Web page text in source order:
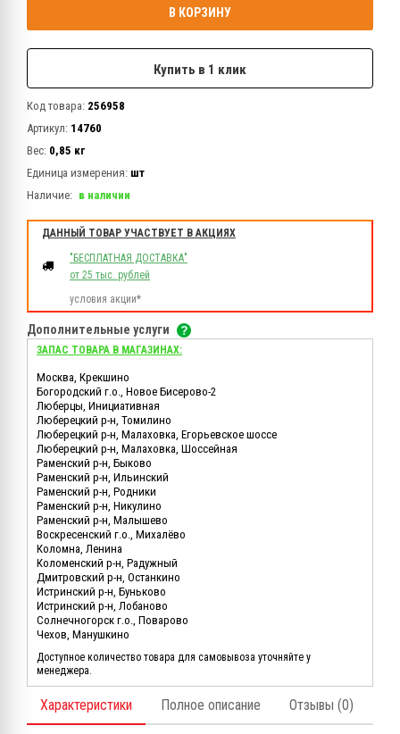
В КОРЗИНУ
Купить в 1 клик
Код товара: 256958
Артикул: 14760
Вес: 0,85 кг
Единица измерения: шт
Наличие: в наличии
ДАННЫЙ ТОВАР УЧАСТВУЕТ В АКЦИЯХ
"БЕСПЛАТНАЯ ДОСТАВКА"
от 25 тыс. рублей
условия акции*
Дополнительные услуги
ЗАПАС ТОВАРА В МАГАЗИНАХ:
Москва, Крекшино
Богородский г.о., Новое Бисерово-2
Люберцы, Инициативная
Люберецкий р-н, Томилино
Люберецкий р-н, Малаховка, Егорьевское шоссе
Люберецкий р-н, Малаховка, Шоссейная
Раменский р-н, Быково
Раменский р-н, Ильинский
Раменский р-н, Родники
Раменский р-н, Никулино
Раменский р-н, Малышево
Воскресенский г.о., Михалёво
Коломна, Ленина
Коломенский р-н, Радужный
Дмитровский р-н, Останкино
Истринский р-н, Буньково
Истринский р-н, Лобаново
Солнечногорск г.о., Поварово
Чехов, Манушкино
Доступное количество товара для самовывоза уточняйте у
менеджера.
Характеристики Полное описание Отзывы (0)